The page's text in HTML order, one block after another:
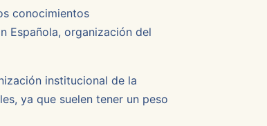
conocimientos
Española, organización del
institucional de la
ya que suelen tener un peso